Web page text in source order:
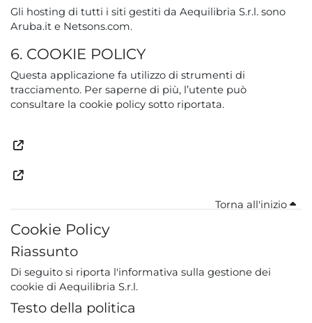
Gli hosting di tutti i siti gestiti da Aequilibria S.r.l. sono
Aruba.it e Netsons.com.
6. COOKIE POLICY
Questa applicazione fa utilizzo di strumenti di
tracciamento. Per saperne di più, l’utente può
consultare la cookie policy sotto riportata.
Torna all'inizio
Cookie Policy
Riassunto
Di seguito si riporta l'informativa sulla gestione dei
cookie di Aequilibria S.r.l.
Testo della politica